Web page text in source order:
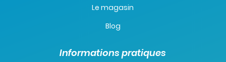
Le magasin
Blog
Informations pratiques